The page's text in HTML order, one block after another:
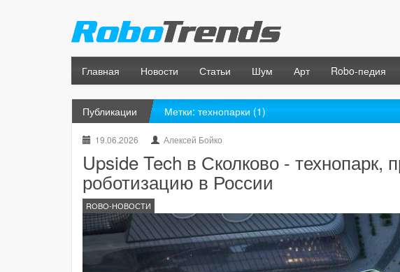
Главная Новости Статьи Шум Арт Robo-педия
Публикации Метки: технопарки (1)
19.06.2026 Алексей Бойко
Upside Tech в Сколково - технопарк,
роботизацию в России
ROBO-НОВОСТИ